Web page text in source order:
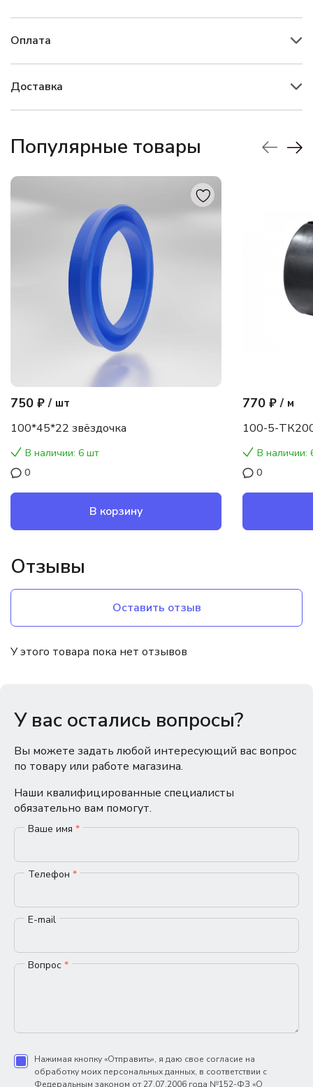
Оплата
Доставка
Популярные товары
750 ₽ / шт
100*45*22 звёздочка
В наличии: 6 шт
0
В корзину
770 ₽ / м
100-5-
В наличии:
0
Отзывы
Оставить отзыв
У этого товара пока нет отзывов
У вас остались вопросы?
Вы можете задать любой интересующий вас вопрос
по товару или работе магазина.
Наши квалифицированные специалисты
обязательно вам помогут.
Ваше имя *
Телефон *
E-mail
Вопрос *
Нажимая кнопку «Отправить», я даю свое согласие на
обработку моих персональных данных, в соответствии с
Федеральным законом от 27.07.2006 года №152-ФЗ «О